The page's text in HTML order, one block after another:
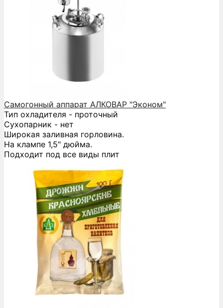
Самогонный аппарат АЛКОВАР "Эконом"
Тип охладителя - проточный
Сухопарник - нет
Широкая заливная горловина.
На клампе 1,5" дюйма.
Подходит под все виды плит